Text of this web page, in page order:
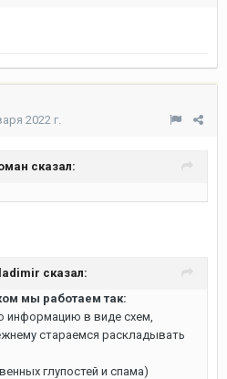
2022 г.
сказал:
сказал:
мы работаем так:
информацию в виде схем,
стараемся раскладывать
глупостей и спама)